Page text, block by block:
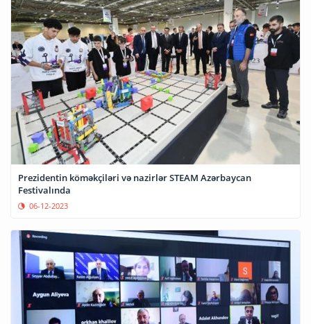
Prezidentin köməkçiləri və nazirlər STEAM Azərbaycan
Festivalında
06-12-2023